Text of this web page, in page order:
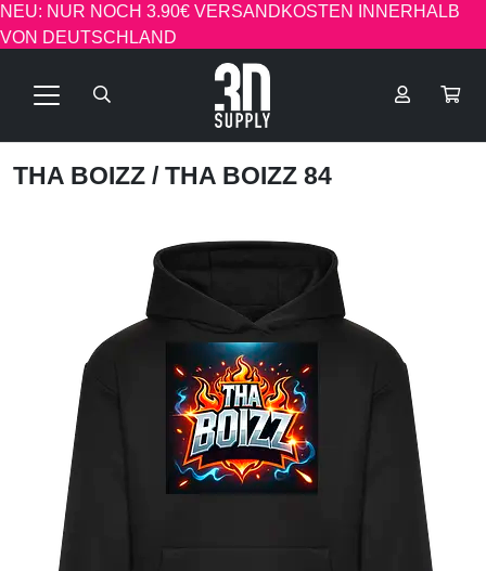
NEU: NUR NOCH 3.90€ VERSANDKOSTEN INNERHALB
VON DEUTSCHLAND
THA BOIZZ / THA BOIZZ 84